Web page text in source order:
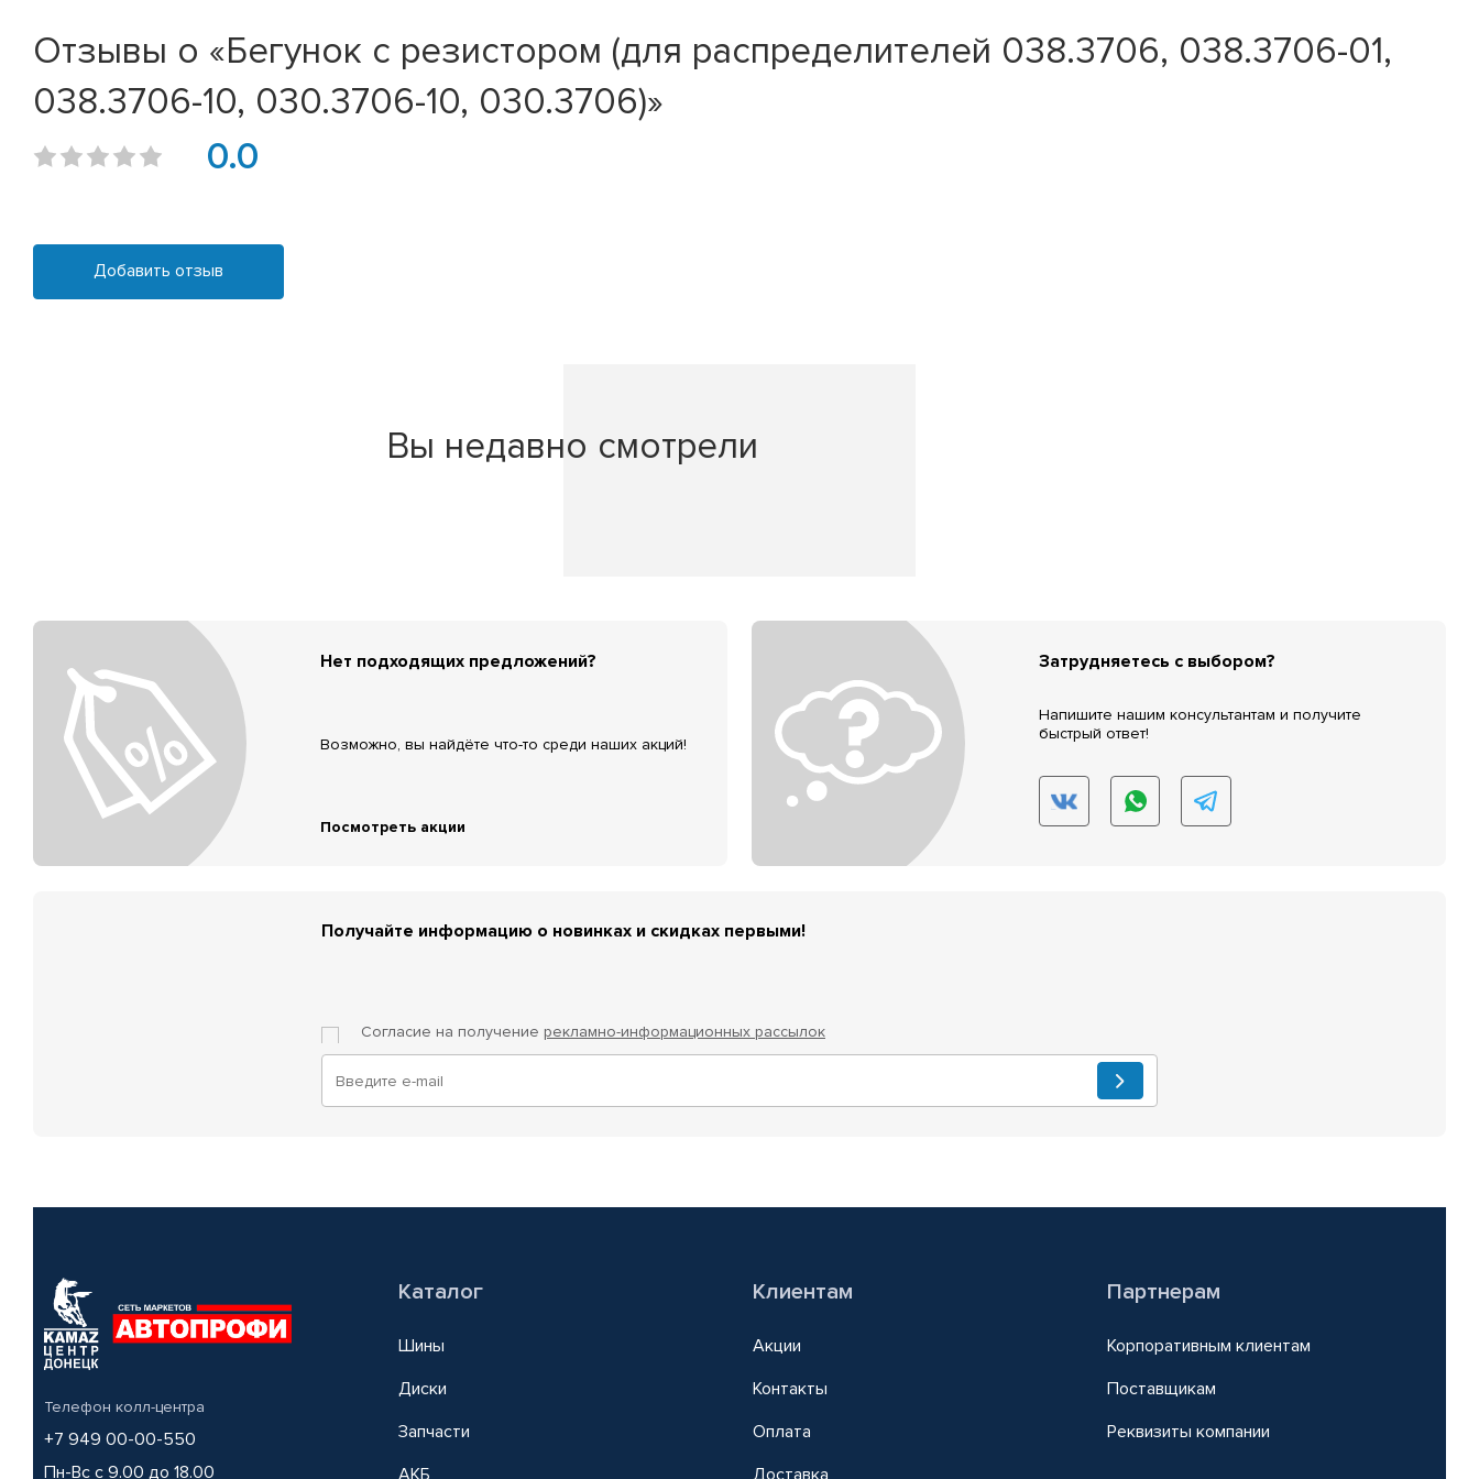
Отзывы о «Бегунок с резистором (для распределителей 038.3706, 038.3706-01,
038.3706-10, 030.3706-10, 030.3706)»
0.0
Добавить отзыв
Вы недавно смотрели
Нет подходящих предложений?
Возможно, вы найдёте что-то среди наших акций!
Посмотреть акции
Затрудняетесь с выбором?
Напишите нашим консультантам и получите
быстрый ответ!
Получайте информацию о новинках и скидках первыми!
Согласие на получение рекламно-информационных рассылок
Телефон колл-центра
+7 949 00-00-550
Пн-Вс с 9.00 до 18.00
Каталог
Шины
Диски
Запчасти
АКБ
Клиентам
Акции
Контакты
Оплата
Доставка
Партнерам
Корпоративным клиентам
Поставщикам
Реквизиты компании